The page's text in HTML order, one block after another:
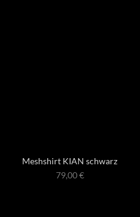
Meshshirt KIAN schwarz
79,00€